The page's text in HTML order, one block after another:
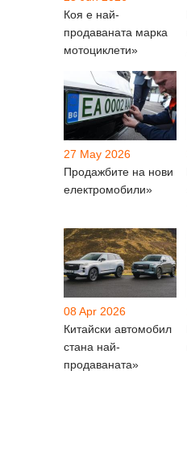
Коя е най-
продаваната марка
мотоциклети»
27 May 2026
Продажбите на нови
електромобили»
08 Apr 2026
Китайски автомобил
стана най-
продаваната»